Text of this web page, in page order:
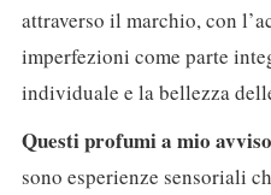
attraverso il marchio, con
imperfezioni come parte
individuale e la bellezza
Questi profumi a mio
sono esperienze sensoriali